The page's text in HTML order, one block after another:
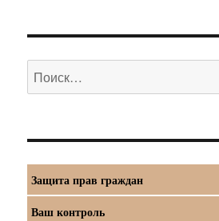
Искать:
Защита прав граждан
Ваш контроль